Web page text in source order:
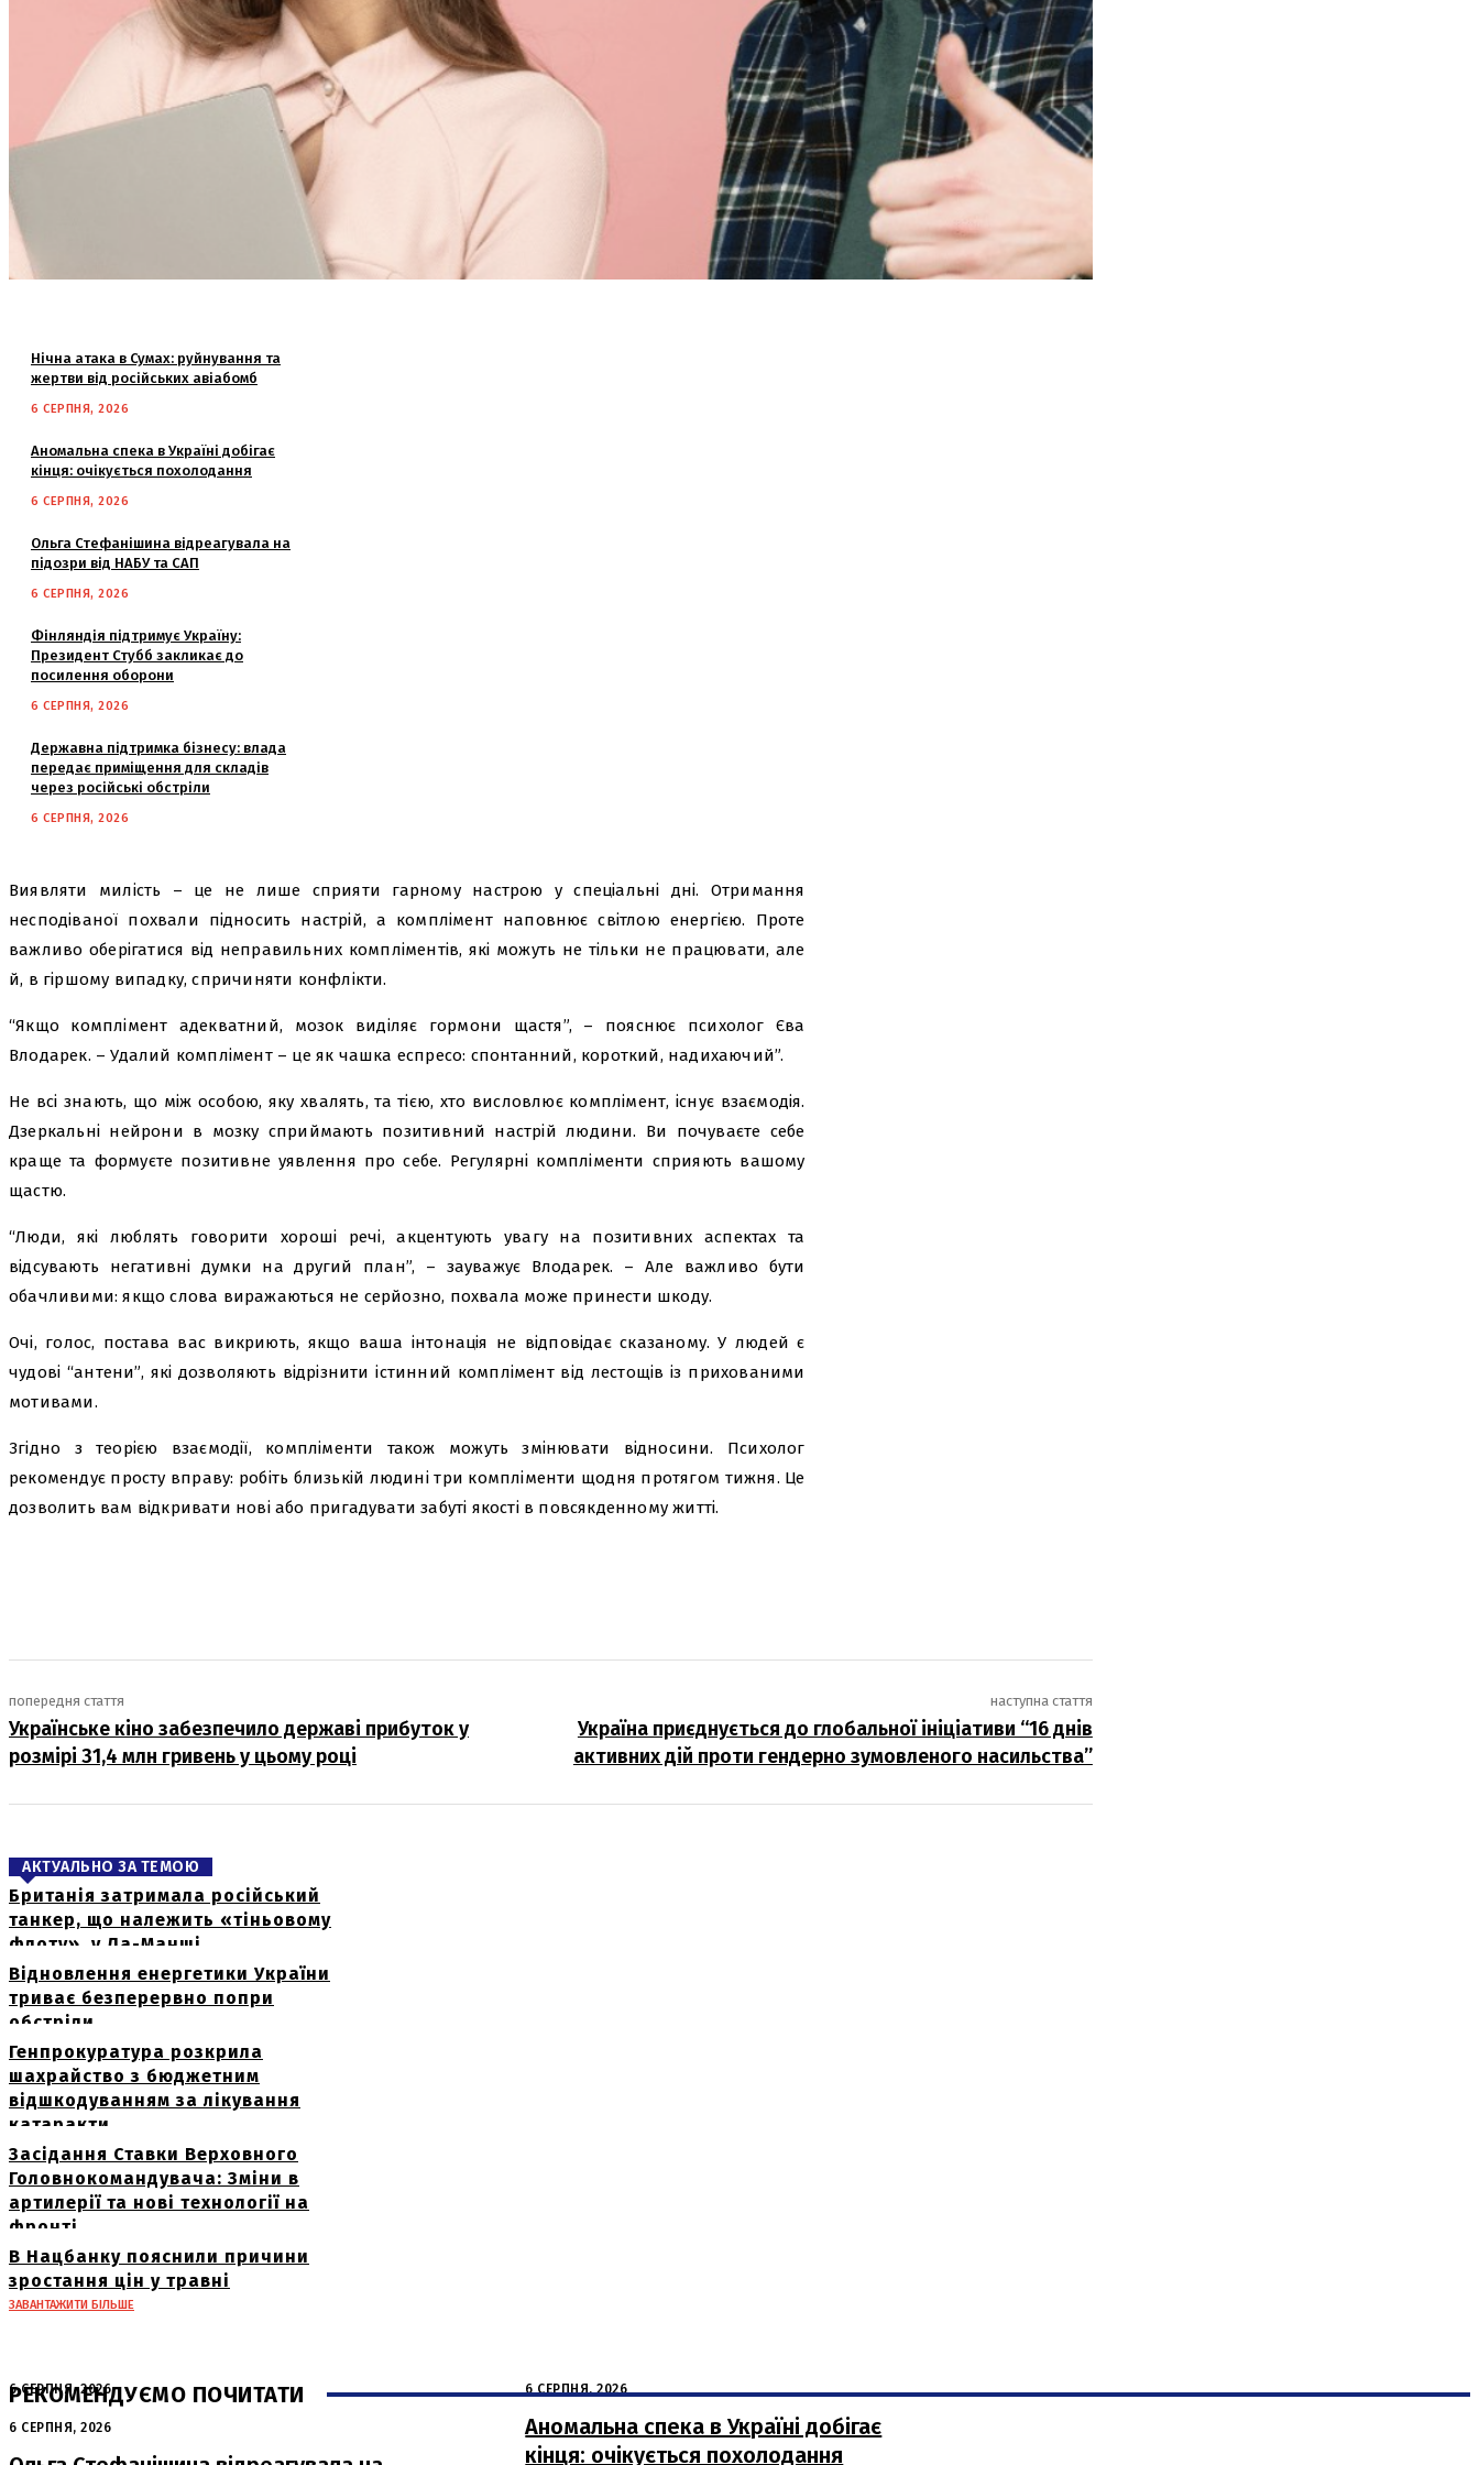
Нічна атака в Сумах: руйнування та
жертви від російських авіабомб
6 СЕРПНЯ, 2026
Аномальна спека в Україні добігає
кінця: очікується похолодання
6 СЕРПНЯ, 2026
Ольга Стефанішина відреагувала на
підозри від НАБУ та САП
6 СЕРПНЯ, 2026
Фінляндія підтримує Україну:
Президент Стубб закликає до
посилення оборони
6 СЕРПНЯ, 2026
Державна підтримка бізнесу: влада
передає приміщення для складів
через російські обстріли
6 СЕРПНЯ, 2026
Виявляти милість – це не лише сприяти гарному настрою у спеціальні дні. Отримання
несподіваної похвали підносить настрій, а комплімент наповнює світлою енергією. Проте
важливо оберігатися від неправильних компліментів, які можуть не тільки не працювати, але
й, в гіршому випадку, спричиняти конфлікти.
“Якщо комплімент адекватний, мозок виділяє гормони щастя”, – пояснює психолог Єва
Влодарек. – Удалий комплімент – це як чашка еспресо: спонтанний, короткий, надихаючий”.
Не всі знають, що між особою, яку хвалять, та тією, хто висловлює комплімент, існує взаємодія.
Дзеркальні нейрони в мозку сприймають позитивний настрій людини. Ви почуваєте себе
краще та формуєте позитивне уявлення про себе. Регулярні компліменти сприяють вашому
щастю.
“Люди, які люблять говорити хороші речі, акцентують увагу на позитивних аспектах та
відсувають негативні думки на другий план”, – зауважує Влодарек. – Але важливо бути
обачливими: якщо слова виражаються не серйозно, похвала може принести шкоду.
Очі, голос, постава вас викриють, якщо ваша інтонація не відповідає сказаному. У людей є
чудові “антени”, які дозволяють відрізнити істинний комплімент від лестощів із прихованими
мотивами.
Згідно з теорією взаємодії, компліменти також можуть змінювати відносини. Психолог
рекомендує просту вправу: робіть близькій людині три компліменти щодня протягом тижня. Це
дозволить вам відкривати нові або пригадувати забуті якості в повсякденному житті.
попередня стаття
Українське кіно забезпечило державі прибуток у
розмірі 31,4 млн гривень у цьому році
наступна стаття
Україна приєднується до глобальної ініціативи “16 днів
активних дій проти гендерно зумовленого насильства”
АКТУАЛЬНО ЗА ТЕМОЮ
Британія затримала російський
танкер, що належить «тіньовому
флоту», у Ла-Манші
Відновлення енергетики України
триває безперервно попри
обстріли
Генпрокуратура розкрила
шахрайство з бюджетним
відшкодуванням за лікування
катаракти
Засідання Ставки Верховного
Головнокомандувача: Зміни в
артилерії та нові технології на
фронті
В Нацбанку пояснили причини
зростання цін у травні
ЗАВАНТАЖИТИ БІЛЬШЕ
РЕКОМЕНДУЄМО ПОЧИТАТИ
6 СЕРПНЯ, 2026
Нічна атака в Сумах: руйнування та
жертви від російських авіабомб
6 СЕРПНЯ, 2026
Аномальна спека в Україні добігає
кінця: очікується похолодання
6 СЕРПНЯ, 2026